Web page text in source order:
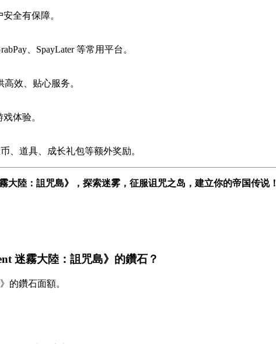
全有保障。
、SpayLater 等常用平台。
效、贴心服务。
体验。
、道具、成长礼包等额外奖励。
大陸：詛咒島》，探索迷雾，征服诅咒之岛，建立你的帝国传说！
迷霧大陸：詛咒島》的鑽石？
的鑽石面額。